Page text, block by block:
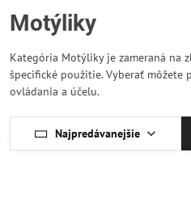
Motýliky
Kategória Motýliky je zameraná na
špecifické použitie. Vyberať môžete
ovládania a účelu.
Najpredávanejšie